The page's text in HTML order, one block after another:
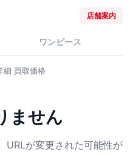
店舗案内
ワンピース
細 買取価格
ません
URLが変更された可能性が